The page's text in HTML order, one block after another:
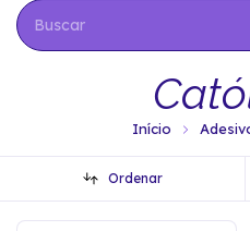
Início
Ordenar